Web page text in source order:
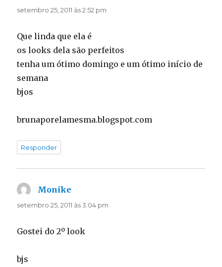
setembro 25, 2011 às 2:52 pm
Que linda que ela é
os looks dela são perfeitos
tenha um ótimo domingo e um ótimo início de
semana
bjos
brunaporelamesma.blogspot.com
Responder
Monike
setembro 25, 2011 às 3:04 pm
Gostei do 2º look
bjs